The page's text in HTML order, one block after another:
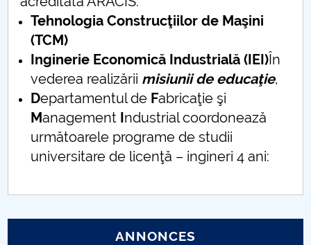
Tehnologia Construcţiilor de Maşini
(TCM)
Inginerie Economică Industrială (IEI)În
vederea realizării misiunii de educaţie,
Departamentul de Fabricaţie şi
Management Industrial coordonează
următoarele programe de studii
universitare de licenţă – ingineri 4 ani:
ANNONCES